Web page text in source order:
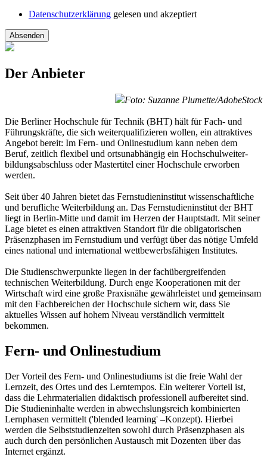
Datenschutzerklärung gelesen und akzeptiert
Absenden
Der Anbieter
Foto: Suzanne Plumette/AdobeStock
Die Berliner Hochschule für Technik (BHT) hält für Fach- und
Führungskräfte, die sich weiterqualifizieren wollen, ein attraktives
Angebot bereit: Im Fern- und Onlinestudium kann neben dem
Beruf, zeitlich flexibel und ortsunabhängig ein Hochschulweiter­
bildungs­abschluss oder Mastertitel einer Hochschule erworben
werden.
Seit über 40 Jahren bietet das Fernstudieninstitut wissenschaftliche
und berufliche Weiterbildung an. Das Fernstudieninstitut der BHT
liegt in Berlin-Mitte und damit im Herzen der Hauptstadt. Mit seiner
Lage bietet es einen attraktiven Standort für die obligatorischen
Präsenzphasen im Fernstudium und verfügt über das nötige Umfeld
eines national und international wettbewerbsfähigen Institutes.
Die Studienschwerpunkte liegen in der fachübergreifenden
technischen Weiter­bildung. Durch enge Kooperationen mit der
Wirtschaft wird eine große Praxisnähe gewähr­leistet und gemeinsam
mit den Fachbereichen der Hochschule sichern wir, dass Sie
aktuelles Wissen auf hohem Niveau verständlich vermittelt
bekommen.
Fern- und Onlinestudium
Der Vorteil des Fern- und Onlinestudiums ist die freie Wahl der
Lernzeit, des Ortes und des Lern­tempos. Ein weiterer Vorteil ist,
dass die Lehrmaterialien didaktisch professionell aufbereitet sind.
Die Studieninhalte werden in abwechslungsreich kombinierten
Lernphasen vermittelt ('blended learning' –Konzept). Hierbei
werden die Selbststudienzeiten sowohl durch Präsenzphasen als
auch durch den persönlichen Austausch mit Dozenten über das
Internet ergänzt.